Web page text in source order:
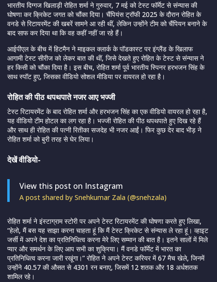
भारतीय दिग्गज खिलाड़ी रोहित शर्मा ने गुरुवार, 7 मई को टेस्ट फॉर्मेट से संन्यास की
घोषणा कर क्रिकेट जगत को चौंका दिया। चैंपियंस ट्रॉफी 2025 के दौरान रोहित के
वनडे से रिटायरमेंट की खबरें सामने आ रही थीं, लेकिन उन्होंने टीम को चैंपियन बनाने के
बाद साफ कर दिया था कि वह कहीं नहीं जा रहे हैं।
आईपीएल के बीच में हिटमैन ने माइकल क्लार्क के पॉडकास्ट पर इंग्लैंड के खिलाफ
आगामी टेस्ट सीरीज को लेकर बात की थीं, जिसे देखते हुए रोहित के टेस्ट से संन्यास ने
हर किसी को चौंका दिया है। इस बीच, रोहित शर्मा पूर्व भारतीय स्पिनर हरभजन सिंह के
साथ स्पॉट हुए, जिसका वीडियो सोशल मीडिया पर वायरल हो रहा है।
रोहित की पीठ थपथपाते नजर आए भज्जी
टेस्ट रिटायरमेंट के बाद रोहित शर्मा और हरभजन सिंह का एक वीडियो वायरल हो रहा है,
यह वीडियो टीम होटल का लग रहा है। भज्जी रोहित की पीठ थपथपाते हुए दिख रहे हैं
और साथ ही रोहित की पत्नी रितीका सजदेह भी नजर आईं। फिर कुछ देर बाद भीड़ ने
रोहित शर्मा को बुरी तरह से घेर लिया।
देखें वीडियो-
View this post on Instagram
A post shared by Snehkumar Zala (@snehzala)
रोहित शर्मा ने इंस्टाग्राम स्टोरी पर अपने टेस्ट रिटायरमेंट की घोषणा करते हुए लिखा,
“हेलो, मैं बस यह साझा करना चाहता हूं कि मैं टेस्ट क्रिकेट से संन्यास ले रहा हूं। व्हाइट
जर्सी में अपने देश का प्रतिनिधित्व करना मेरे लिए सम्मान की बात है। इतने सालों में मिले
प्यार और समर्थन के लिए आप सभी का शुक्रिया। मैं वनडे फॉर्मेट में भारत का
प्रतिनिधित्व करना जारी रखूंगा।” रोहित ने अपने टेस्ट करियर में 67 मैच खेले, जिनमें
उन्होंने 40.57 की औसत से 4301 रन बनाए, जिसमें 12 शतक और 18 अर्धशतक
शामिल रहे।